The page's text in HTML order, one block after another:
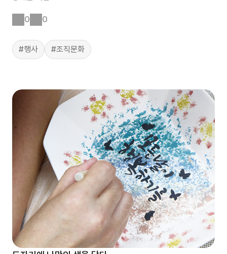
0 0
#행사 #조직문화